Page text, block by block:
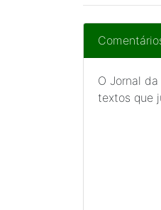
O Jornal
textos que